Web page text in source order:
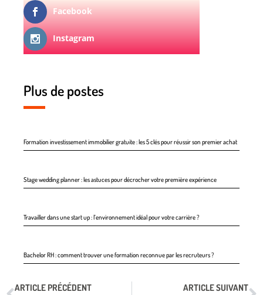
Facebook
Instagram
Plus de postes
Formation investissement immobilier gratuite : les 5 clés pour réussir son premier achat
Stage wedding planner : les astuces pour décrocher votre première expérience
Travailler dans une start up : l’environnement idéal pour votre carrière ?
Bachelor RH : comment trouver une formation reconnue par les recruteurs ?
ARTICLE PRÉCÉDENT ARTICLE SUIVANT